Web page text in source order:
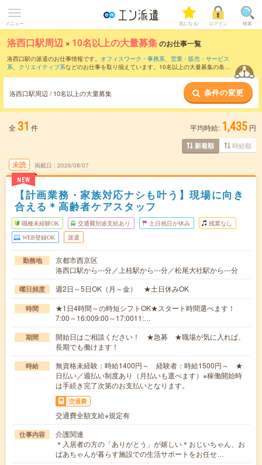
メニュー 気になる! ログイン 検索
洛西口駅周辺 × 10名以上の大量募集のお仕事一覧
洛西口駅の派遣のお仕事情報です。 オフィスワーク・事務系、 営業・販売・サービス
系、 クリエイティブ系などのお仕事を取り揃えています。10名以上の大量募集の条件
洛西口駅周辺 / 10名以上の大量募集 条件の変更
全 31 件 平均時給: 1,435 円
新着順 時給順
未読
NEW
掲載日 2026/08/07
【計画業務・家族対応ナシも叶う】現場に向き
合える＊高齢者ケアスタッフ
職種未経験OK 交通費別途支給あり 土日祝日が休み 残業なし
WEB登録OK 派遣
勤務地
京都市西京区
洛西口駅から---分／上桂駅から---分／松尾大社駅から---分
曜日頻度 週2日～5日OK（月～金） ★土日休みOK
時間
★1日4時間～の時短シフトOK★スタート時間選べます！
7:00～16:009:00～17:0011:…
期間
開始日はご相談ください！ ★急募 ★職場が気に入れば、
長期でも働けます！
時給
無資格未経験：時給1400円～ 経験者：時給1500円～ ★
日払い／週払い制度あり（月払いも選べます）※稼働開始時
は手続き完了次第のお支払いとなります。
交通費
交通費全額支給※規定有
仕事内容
介護関連
＊入居者の方の「ありがとう」が嬉しい＊おじいちゃん、お
ばあちゃんが暮らす施設での生活サポートをお任せ…